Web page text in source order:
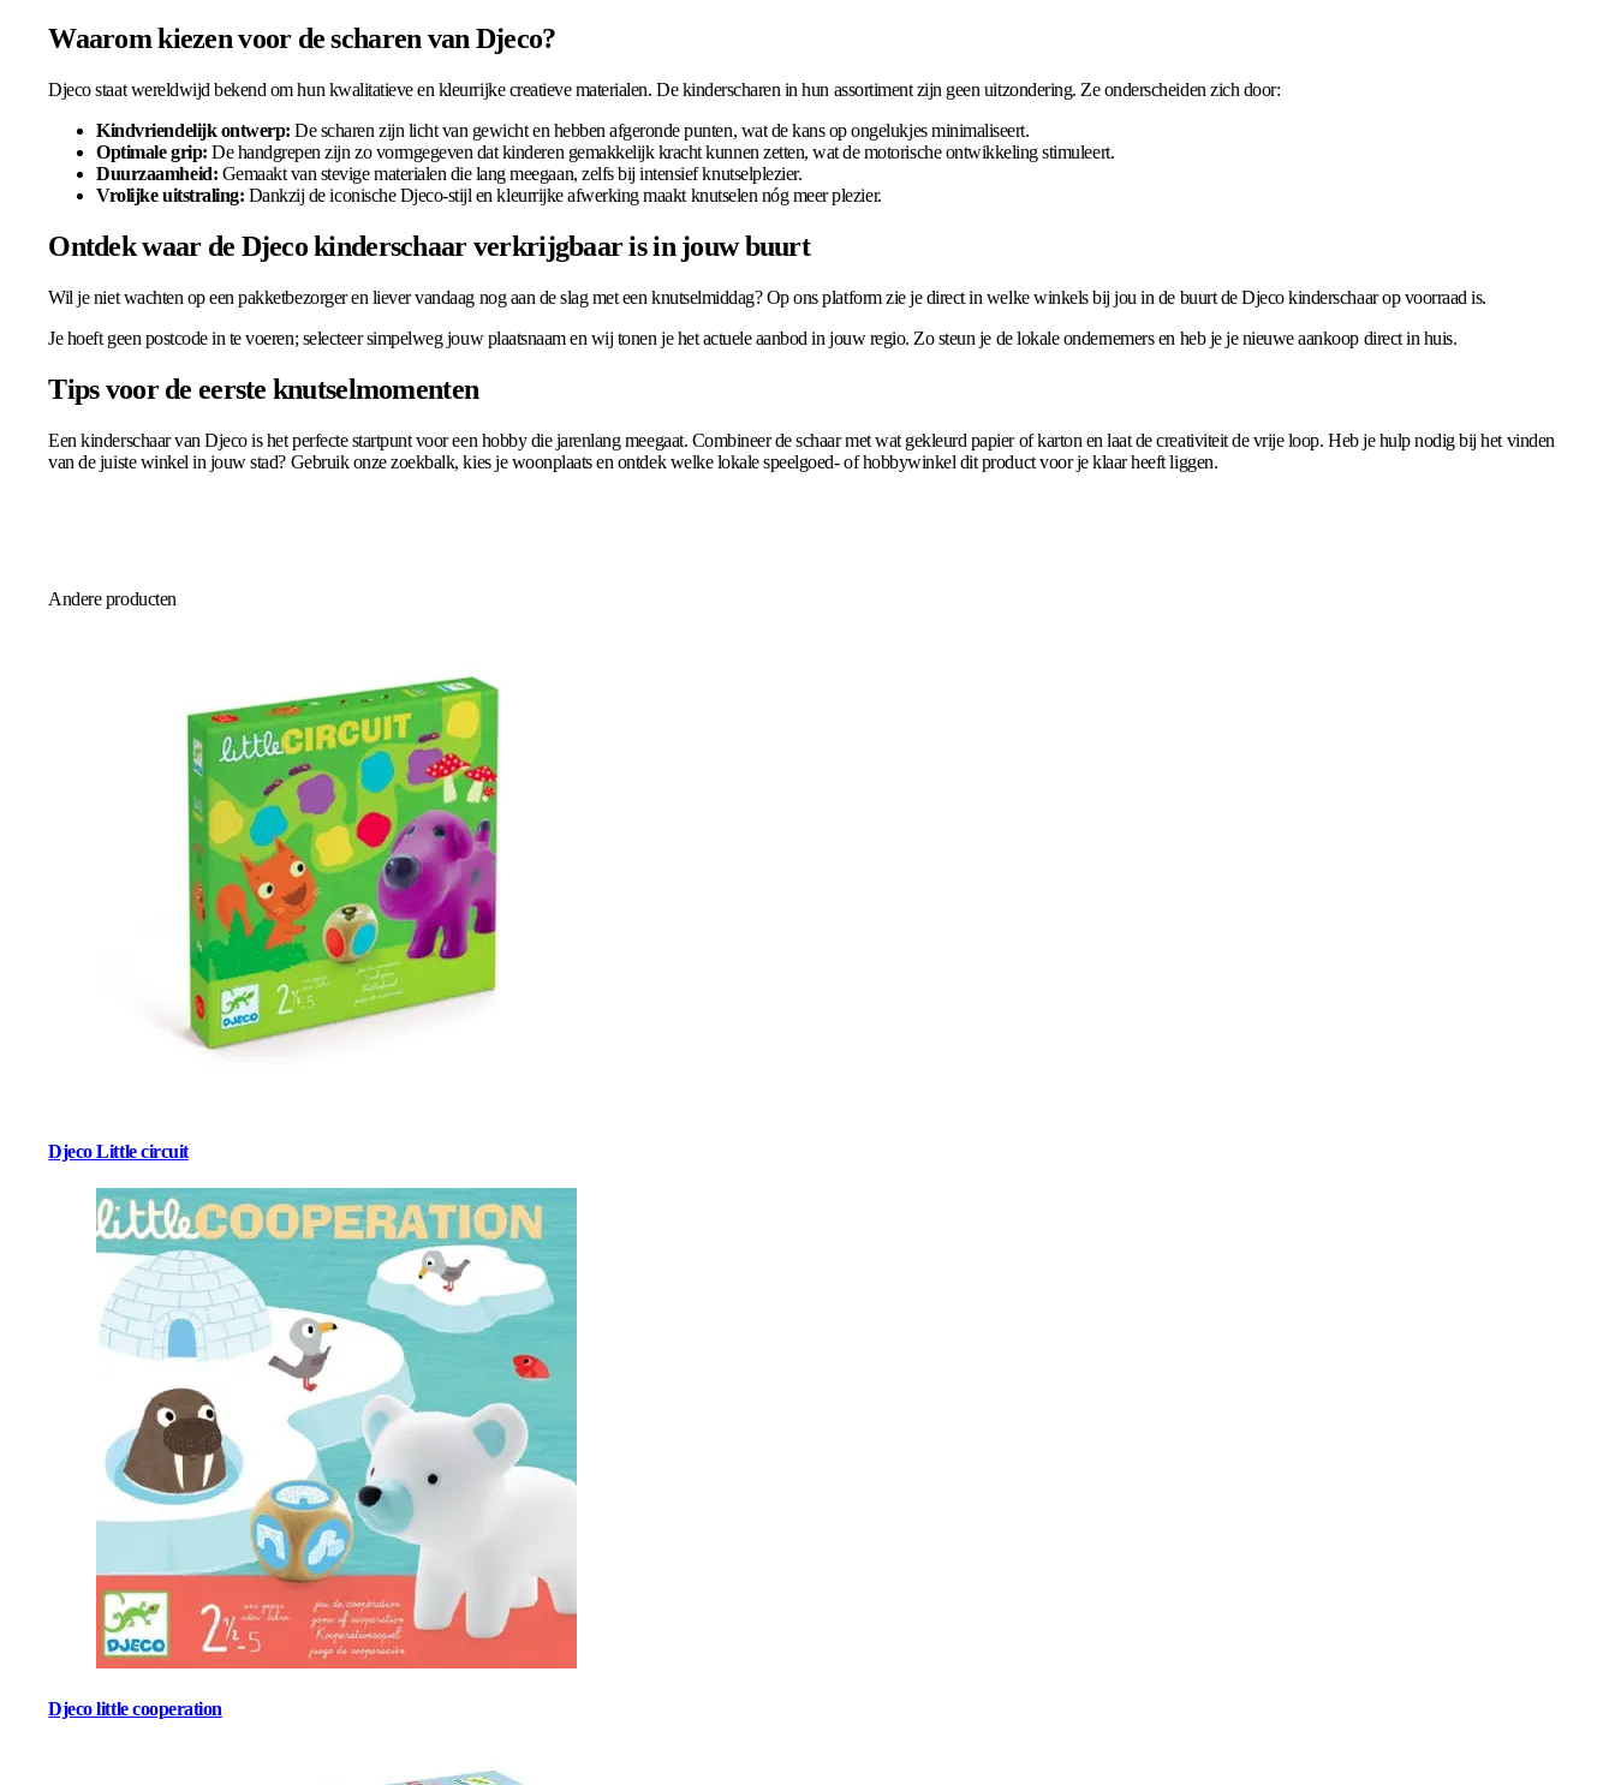
Waarom kiezen voor de scharen van Djeco?
Djeco staat wereldwijd bekend om hun kwalitatieve en kleurrijke creatieve materialen. De kinderscharen in hun assortiment zijn geen uitzondering. Ze onderscheiden zich door:
Kindvriendelijk ontwerp: De scharen zijn licht van gewicht en hebben afgeronde punten, wat de kans op ongelukjes minimaliseert.
Optimale grip: De handgrepen zijn zo vormgegeven dat kinderen gemakkelijk kracht kunnen zetten, wat de motorische ontwikkeling stimuleert.
Duurzaamheid: Gemaakt van stevige materialen die lang meegaan, zelfs bij intensief knutselplezier.
Vrolijke uitstraling: Dankzij de iconische Djeco-stijl en kleurrijke afwerking maakt knutselen nóg meer plezier.
Ontdek waar de Djeco kinderschaar verkrijgbaar is in jouw buurt
Wil je niet wachten op een pakketbezorger en liever vandaag nog aan de slag met een knutselmiddag? Op ons platform zie je direct in welke winkels bij jou in de buurt de Djeco kinderschaar op voorraad is.
Je hoeft geen postcode in te voeren; selecteer simpelweg jouw plaatsnaam en wij tonen je het actuele aanbod in jouw regio. Zo steun je de lokale ondernemers en heb je je nieuwe aankoop direct in huis.
Tips voor de eerste knutselmomenten
Een kinderschaar van Djeco is het perfecte startpunt voor een hobby die jarenlang meegaat. Combineer de schaar met wat gekleurd papier of karton en laat de creativiteit de vrije loop. Heb je hulp nodig bij het vinden
van de juiste winkel in jouw stad? Gebruik onze zoekbalk, kies je woonplaats en ontdek welke lokale speelgoed- of hobbywinkel dit product voor je klaar heeft liggen.
Andere producten
Djeco Little circuit
Djeco little cooperation